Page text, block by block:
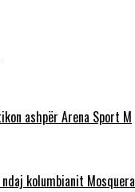
ashpër Arena Sport M
kolumbianit Mosquera